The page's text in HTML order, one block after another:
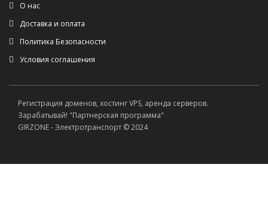
О нас
Доставка и оплата
Политика Безопасности
Условия соглашения
Регистрация доменов, хостинг VPS, аренда серверов.
Зарабатывай! "Партнерская программа"
GIRZONE - Электротранспорт © 2024